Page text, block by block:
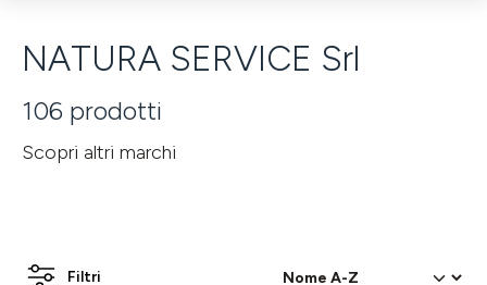
NATURA SERVICE Srl
106 prodotti
Scopri altri marchi
Filtri